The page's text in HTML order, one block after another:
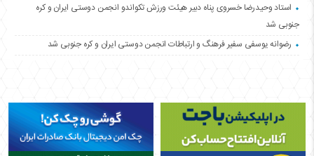
استاد وحیدرضا خسروی پناه دبیر هیئت ورزش تکواندو انجمن دوستی ایران و کره
جنوبی شد
رضوانه یوسفی سفیر فرهنگ و ارتباطات انجمن دوستی ایران و کره جنوبی شد